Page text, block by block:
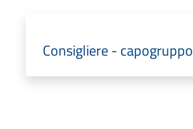
Consigliere - capogruppo